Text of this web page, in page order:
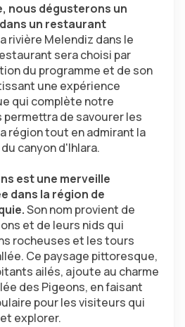
nous dégusterons un
un restaurant
rivière Melendiz dans le
sera choisi par
du programme et de son
une expérience
qui complète notre
permettra de savourer les
région tout en admirant la
canyon d'Ihlara.
est une merveille
dans la région de
Son nom provient de
et de leurs nids qui
rocheuses et les tours
Ce paysage pittoresque,
ailés, ajoute au charme
des Pigeons, en faisant
pour les visiteurs qui
explorer.